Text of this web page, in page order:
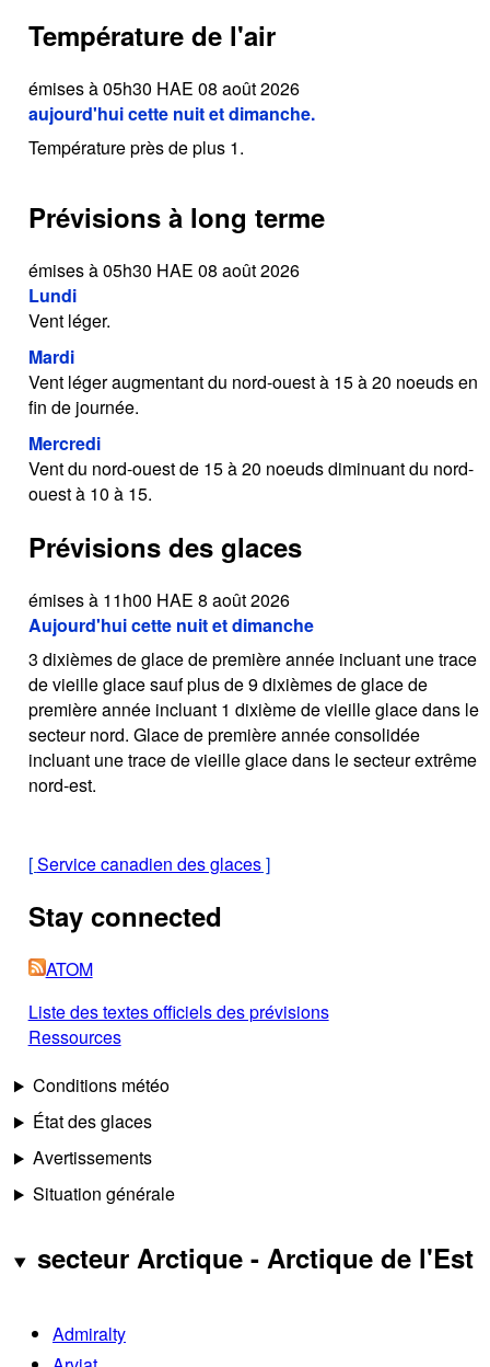
Température de l'air
émises à 05h30 HAE 08 août 2026
aujourd'hui cette nuit et dimanche.
Température près de plus 1.
Prévisions à long terme
émises à 05h30 HAE 08 août 2026
Lundi
Vent léger.
Mardi
Vent léger augmentant du nord-ouest à 15 à 20 noeuds en
fin de journée.
Mercredi
Vent du nord-ouest de 15 à 20 noeuds diminuant du nord-
ouest à 10 à 15.
Prévisions des glaces
émises à 11h00 HAE 8 août 2026
Aujourd'hui cette nuit et dimanche
3 dixièmes de glace de première année incluant une trace
de vieille glace sauf plus de 9 dixièmes de glace de
première année incluant 1 dixième de vieille glace dans le
secteur nord. Glace de première année consolidée
incluant une trace de vieille glace dans le secteur extrême
nord-est.
[Service canadien des glaces]
Stay connected
ATOM
Liste des textes officiels des prévisions
Ressources
Conditions météo
État des glaces
Avertissements
Situation générale
secteur Arctique - Arctique de l'Est
Admiralty